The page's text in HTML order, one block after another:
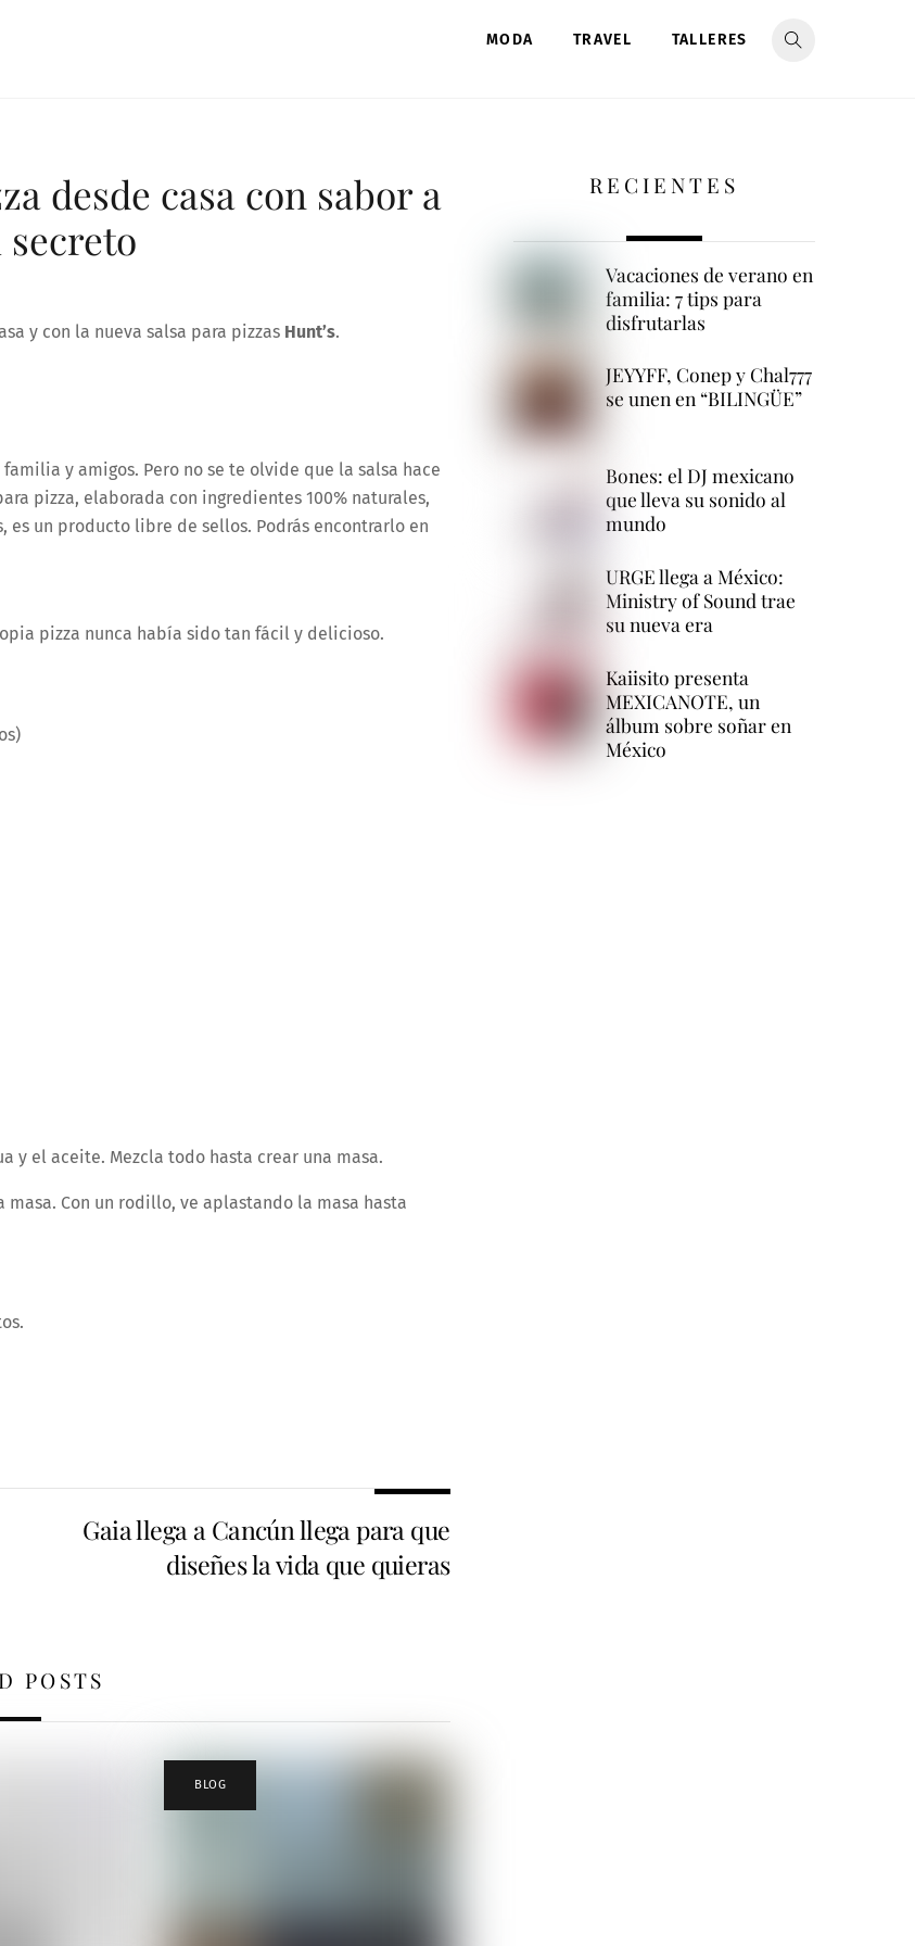
MODA TRAVEL TALLERES
desde casa con sabor a
secreto
y con la nueva salsa para pizzas Hunt’s.
y amigos. Pero no se te olvide que la salsa hace
pizza, elaborada con ingredientes 100% naturales,
un producto libre de sellos. Podrás encontrarlo en
pizza nunca había sido tan fácil y delicioso.
y el aceite. Mezcla todo hasta crear una masa.
Con un rodillo, ve aplastando la masa hasta
Gaia llega a Cancún llega para que
diseñes la vida que quieras
POSTS
BLOG
RECIENTES
Vacaciones de verano en
familia: 7 tips para
disfrutarlas
JEYYFF, Conep y Chal777
se unen en “BILINGÜE”
Bones: el DJ mexicano
que lleva su sonido al
mundo
URGE llega a México:
Ministry of Sound trae
su nueva era
Kaiisito presenta
MEXICANOTE, un
álbum sobre soñar en
México